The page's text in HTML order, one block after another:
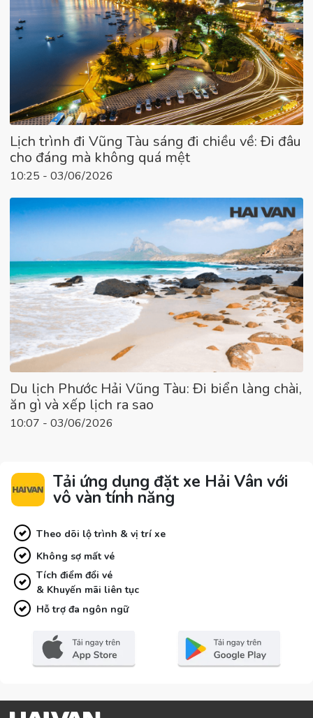
Lịch trình đi Vũng Tàu sáng đi chiều về: Đi đâu
cho đáng mà không quá mệt
10:25 - 03/06/2026
Du lịch Phước Hải Vũng Tàu: Đi biển làng chài,
ăn gì và xếp lịch ra sao
10:07 - 03/06/2026
Tải ứng dụng đặt xe Hải Vân với
vô vàn tính năng
Theo dõi lộ trình & vị trí xe
Không sợ mất vé
Tích điểm đổi vé
& Khuyến mãi liên tục
Hỗ trợ đa ngôn ngữ